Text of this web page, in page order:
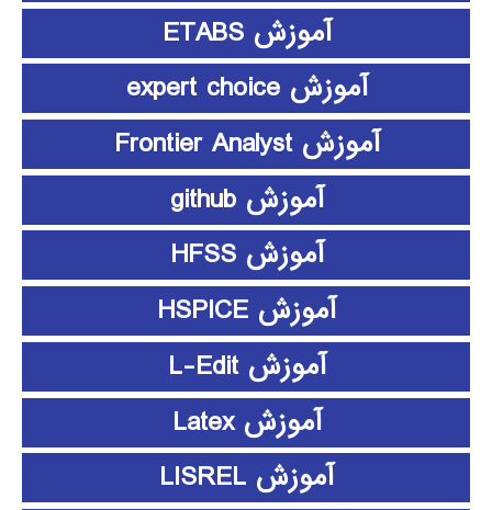
آموزش ETABS
آموزش expert choice
آموزش Frontier Analyst
آموزش github
آموزش HFSS
آموزش HSPICE
آموزش L-Edit
آموزش Latex
آموزش LISREL